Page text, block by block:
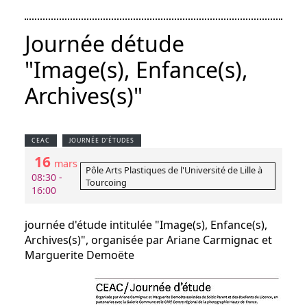
Journée détude
"Image(s), Enfance(s),
Archives(s)"
CEAC JOURNÉE D'ÉTUDES
16 mars
08:30 -
16:00
Pôle Arts Plastiques de l'Université de Lille à
Tourcoing
journée d'étude intitulée "Image(s), Enfance(s),
Archives(s)", organisée par Ariane Carmignac et
Marguerite Demoëte